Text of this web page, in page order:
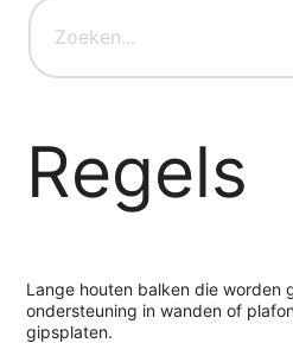
Regels
Lange houten balken die worden
ondersteuning in wanden of
gipsplaten.